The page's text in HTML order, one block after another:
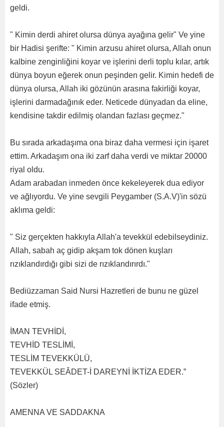
geldi.
" Kimin derdi ahiret olursa dünya ayağına gelir" Ve yine
bir Hadisi şerifte: " Kimin arzusu ahiret olursa, Allah onun
kalbine zenginliğini koyar ve işlerini derli toplu kılar, artık
dünya boyun eğerek onun peşinden gelir. Kimin hedefi de
dünya olursa, Allah iki gözünün arasına fakirliği koyar,
işlerini darmadağınık eder. Neticede dünyadan da eline,
kendisine takdir edilmiş olandan fazlası geçmez."
Bu sırada arkadaşıma ona biraz daha vermesi için işaret
ettim. Arkadaşım ona iki zarf daha verdi ve miktar 20000
riyal oldu.
Adam arabadan inmeden önce kekeleyerek dua ediyor
ve ağlıyordu. Ve yine sevgili Peygamber (S.A.V)'in sözü
aklıma geldi:
" Siz gerçekten hakkıyla Allah'a tevekkül edebilseydiniz.
Allah, sabah aç gidip akşam tok dönen kuşları
rızıklandırdığı gibi sizi de rızıklandırırdı."
Bediüzzaman Said Nursi Hazretleri de bunu ne güzel
ifade etmiş.
İMAN TEVHİDİ,
TEVHİD TESLİMİ,
TESLİM TEVEKKÜLÜ,
TEVEKKÜL SEÂDET-İ DAREYNİ İKTİZA EDER.”
(Sözler)
AMENNA VE SADDAKNA